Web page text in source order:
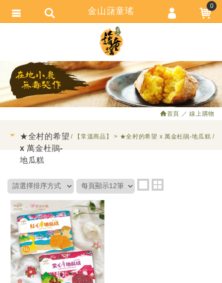
首頁 線上購物
【常溫商品】 ★全村的希望 x 萬金杜鵑-地瓜糕
★全村的希望
x 萬金杜鵑-
地瓜糕
金山藷童瑤 0
會員登入
會員註冊
忘記密碼
訂單查詢
追蹤清單
繁體中文